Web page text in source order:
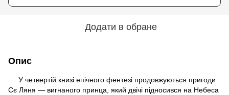
Додати в обране
Опис
У четвертій книзі епічного фентезі продовжуються пригоди
Сє Ляня — вигнаного принца, який двічі підносився на Небеса